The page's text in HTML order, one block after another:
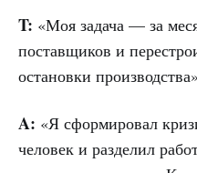
T: «Моя задача — за
поставщиков и
остановки
A: «Я сформировал
человек и разделил